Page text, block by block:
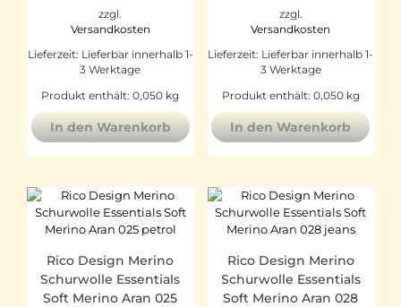
zzgl.
Versandkosten
Lieferzeit: Lieferbar innerhalb 1-
3 Werktage
Produkt enthält: 0,050 kg
In den Warenkorb
zzgl.
Versandkosten
Lieferzeit: Lieferbar innerhalb 1-
3 Werktage
Produkt enthält: 0,050 kg
In den Warenkorb
Rico Design Merino
Schurwolle Essentials
Soft Merino Aran 025
Rico Design Merino
Schurwolle Essentials
Soft Merino Aran 028